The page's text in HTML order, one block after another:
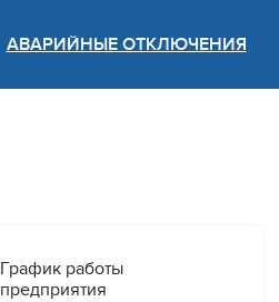
АВАРИЙНЫЕ ОТКЛЮЧЕНИЯ
График работы
предприятия